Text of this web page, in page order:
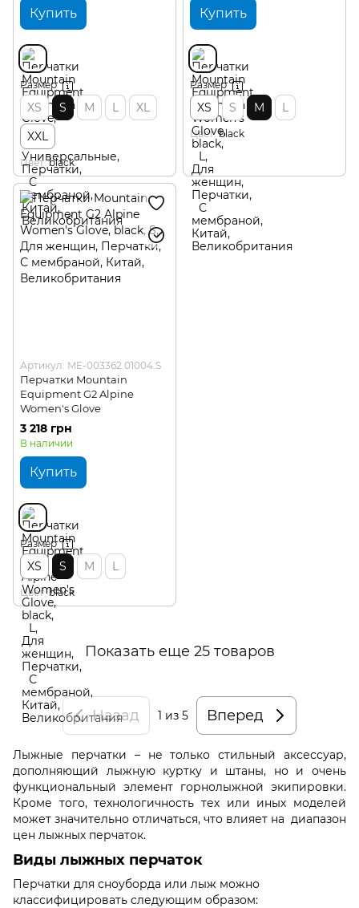
Купить
Размер
XS S M L
XL
XXL
Цвет black
Купить
Размер
XS S M L
Цвет black
Артикул: ME-003362.01004.S
Перчатки Mountain
Equipment G2 Alpine
Women's Glove
3 218 грн
В наличии
Купить
Размер
XS S M L
Цвет black
Показать еще 25 товаров
Назад 1 из 5 Вперед
Лыжные перчатки – не только стильный аксессуар,
дополняющий лыжную куртку и штаны, но и очень
функциональный элемент горнолыжной экипировки.
Кроме того, технологичность тех или иных моделей
может значительно отличаться, что влияет на диапазон
цен лыжных перчаток.
Виды лыжных перчаток
Перчатки для сноуборда или лыж можно
классифицировать следующим образом: